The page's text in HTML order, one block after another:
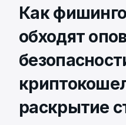
Как
обходят
раскрытие